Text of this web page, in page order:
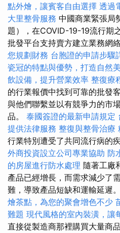
點外燴，讓賓客自由選擇 透過
大里整骨服務 中國商業緊張局
題），在COVID-19-19流行期
批發平台支持賣方建立業務網
您規劃財務 台胞證的申請步驟
瓷冠的特點與優勢，打造自然
飲設備，提升營業效率 整復療
的行業報價中找到可靠的批發
與他們聯繫並以有競爭力的市
品。 泰國簽證的最新申請規定
提供法律服務 整復與整骨治療
行業特別遭受了共同流行病的
外商投資設立公司專業協助 防
的房屋進行防水處理 隨著工廠
產品已經增長，而需求減少了
難，導致產品短缺和運輸延遲。
燴茶點，為您的聚會增色不少
難題 現代風格的室內裝潢，讓
直接從製造商那裡購買大量商